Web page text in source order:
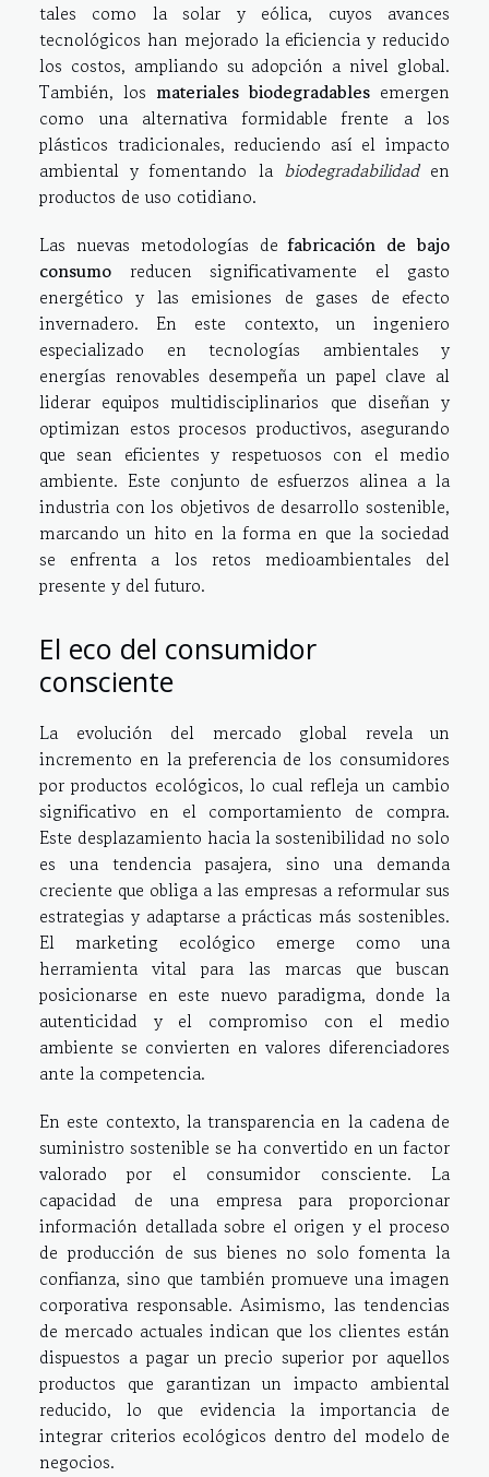
tales como la solar y eólica, cuyos avances
tecnológicos han mejorado la eficiencia y reducido
los costos, ampliando su adopción a nivel global.
También, los materiales biodegradables emergen
como una alternativa formidable frente a los
plásticos tradicionales, reduciendo así el impacto
ambiental y fomentando la biodegradabilidaden
productos de uso cotidiano.
Las nuevas metodologías defabricación de bajo
consumo reducen significativamente el gasto
energético y las emisiones de gases de efecto
invernadero. En este contexto, un ingeniero
especializado en tecnologías ambientales y
energías renovables desempeña un papel clave al
liderar equipos multidisciplinarios que diseñan y
optimizan estos procesos productivos, asegurando
que sean eficientes y respetuosos con el medio
ambiente. Este conjunto de esfuerzos alinea a la
industria con los objetivos de desarrollo sostenible,
marcando un hito en la forma en que la sociedad
se enfrenta a los retos medioambientales del
presente y del futuro.
El eco del consumidor
consciente
La evolución del mercado global revela un
incremento en la preferencia de los consumidores
por productos ecológicos, lo cual refleja un cambio
significativo en el comportamiento de compra.
Este desplazamiento hacia la sostenibilidad no solo
es una tendencia pasajera, sino una demanda
creciente que obliga a las empresas a reformular sus
estrategias y adaptarse a prácticas más sostenibles.
El marketing ecológico emerge como una
herramienta vital para las marcas que buscan
posicionarse en este nuevo paradigma, donde la
autenticidad y el compromiso con el medio
ambiente se convierten en valores diferenciadores
ante la competencia.
En este contexto, la transparencia en la cadena de
suministro sostenible se ha convertido en un factor
valorado por el consumidor consciente. La
capacidad de una empresa para proporcionar
información detallada sobre el origen y el proceso
de producción de sus bienes no solo fomenta la
confianza, sino que también promueve una imagen
corporativa responsable. Asimismo, las tendencias
de mercado actuales indican que los clientes están
dispuestos a pagar un precio superior por aquellos
productos que garantizan un impacto ambiental
reducido, lo que evidencia la importancia de
integrar criterios ecológicos dentro del modelo de
negocios.